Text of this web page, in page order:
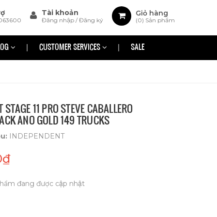
Giỏ hàng
(0) Sản phẩm
Tài khoản
Đăng nhập /Đăng ký
CUSTOMER SERVICES SALE
11 PRO STEVE CABALLERO
ANO GOLD 149 TRUCKS
INDEPENDENT
đang được cập nhật